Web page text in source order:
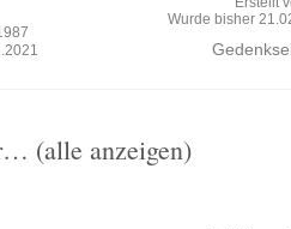
Wurde bisher
(alle anzeigen)